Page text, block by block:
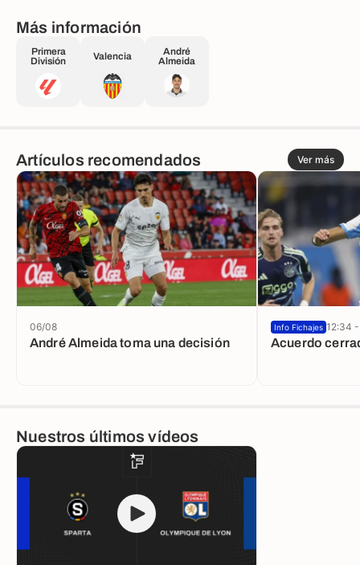
Más información
Primera
División
Valencia
André
Almeida
Artículos recomendados Ver más
André Almeida toma una decisión
06/08
Acuerdo
Info Fichajes 12:34
Nuestros últimos vídeos